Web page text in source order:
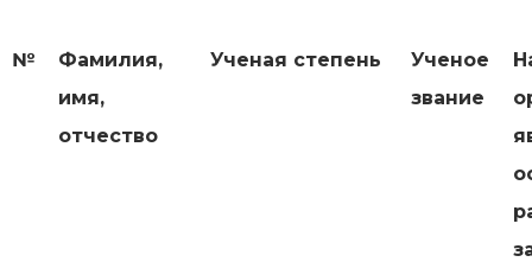
№
Фамилия,
имя,
отчество
Ученая степень
Ученое
звание